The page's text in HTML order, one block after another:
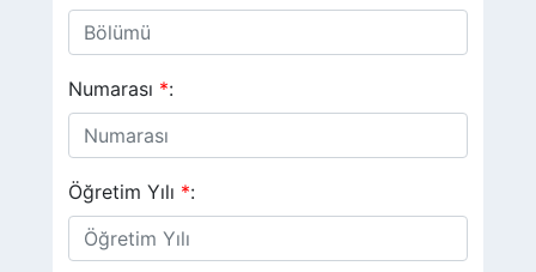
Numarası *:
Öğretim Yılı *: